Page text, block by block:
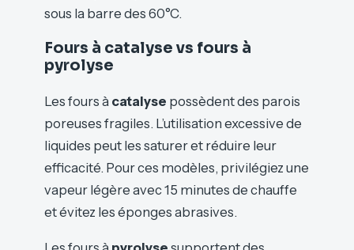
sous la barre des 60°C.
Fours à catalyse vs fours à
pyrolyse
Les fours à catalyse possèdent des parois
poreuses fragiles. L’utilisation excessive de
liquides peut les saturer et réduire leur
efficacité. Pour ces modèles, privilégiez une
vapeur légère avec 15 minutes de chauffe
et évitez les éponges abrasives.